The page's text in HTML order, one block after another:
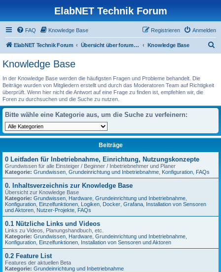
ElabNET Technik Forum
FAQ Knowledge Base Anmelden
Registrieren
ElabNET Technik Forum Übersicht über forum.timberwolf.io Knowledge Base
Knowledge Base
In der Knowledge Base werden die häufigsten Fragen und Probleme behandelt. Die
Beiträge wurden von Mitgliedern erstellt und durch das Moderatoren Team auf Richtigkeit
überprüft. Wenn hier nicht die Antwort auf eine Frage zu finden ist, empfehlen wir, die
Foren zu durchsuchen und die Suche zu nutzen.
Bitte wähle eine Kategorie aus, um die Suche zu verfeinern:
Beiträge
0 Leitfaden für Inbetriebnahme, Einrichtung, Nutzungskonzepte
Grundwissen für alle Einsteiger / Beginner / Inbetriebnehmer und Planer
Kategorie: Grundwissen Grundeinrichtung und Inbetriebnahme Konfiguration FAQs
0. Inhaltsverzeichnis zur Knowledge Base
Übersicht zur Knowledge Base
Kategorie: Grundwissen Hardware Grundeinrichtung und Inbetriebnahme
Konfiguration Einzelfunktionen Logiken Docker Grafana Installation von Sensoren
und Aktoren Nutzer-Projekte FAQs
0.1 Nützliche Links und Videos
Links zu Videos, Planungshandbuch, etc.
Kategorie: Grundwissen Hardware Grundeinrichtung und Inbetriebnahme
Konfiguration Einzelfunktionen Installation von Sensoren und Aktoren
0.2 Feature List
Features der aktuellen Beta
Kategorie: Grundeinrichtung und Inbetriebnahme